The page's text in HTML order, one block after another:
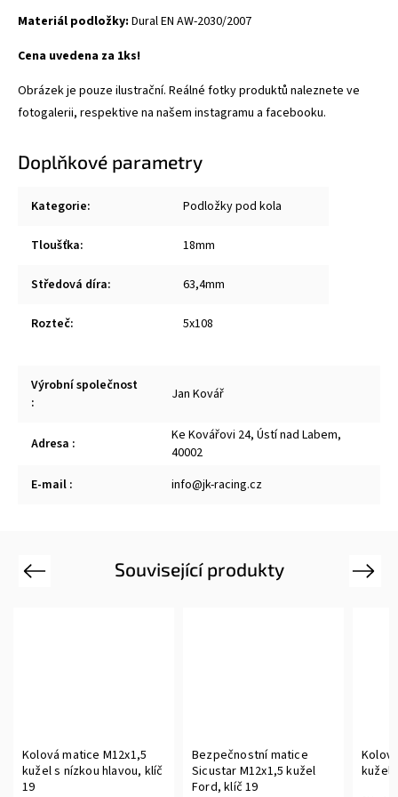
Materiál podložky: DuralEN AW-2030/2007
Cena uvedena za 1ks!
Obrázek je pouze ilustrační. Reálné fotky produktů naleznete ve
fotogalerii, respektive na našem instagramu a facebooku.
Doplňkové parametry
Kategorie: Podložky pod kola
Tloušťka: 18mm
Středová díra: 63,4mm
Rozteč: 5x108
Výrobní společnost
:
Jan Kovář
Adresa :
Ke Kovářovi 24, Ústí nad Labem,
40002
E-mail : info@jk-racing.cz
Související produkty
Previous
Kolová matice M12x1,5
kužel s nízkou hlavou, klíč
19
Bezpečnostní matice
Sicustar M12x1,5 kužel
Ford, klíč 19
kužel
Next